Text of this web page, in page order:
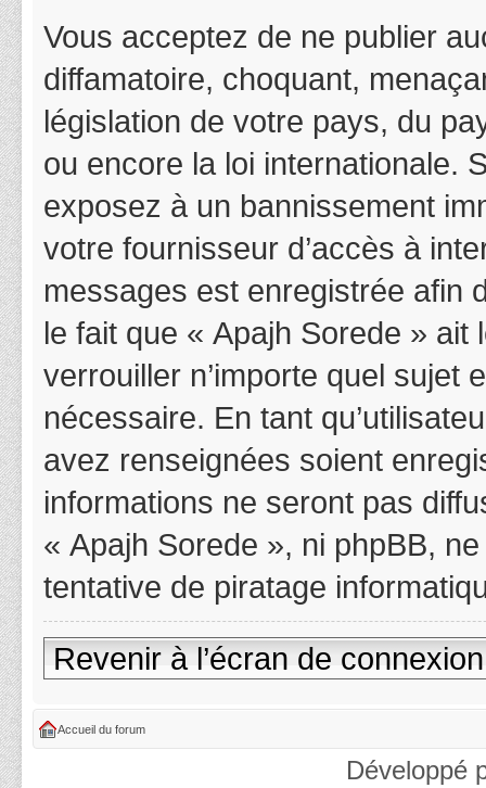
Vous acceptez de ne publier
diffamatoire, choquant,
législation de votre pays, du
ou encore la loi internationale.
exposez à un bannissement
votre fournisseur d’accès à
messages est enregistrée afin
le fait que « Apajh Sorede »
verrouiller n’importe quel sujet
nécessaire. En tant
avez renseignées soient
informations ne seront pas
« Apajh Sorede », ni phpBB,
tentative de piratage
Revenir à l’écran de connexion
Accueil du forum
Développé